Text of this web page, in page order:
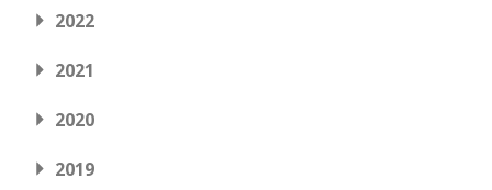
2022
2021
2020
2019